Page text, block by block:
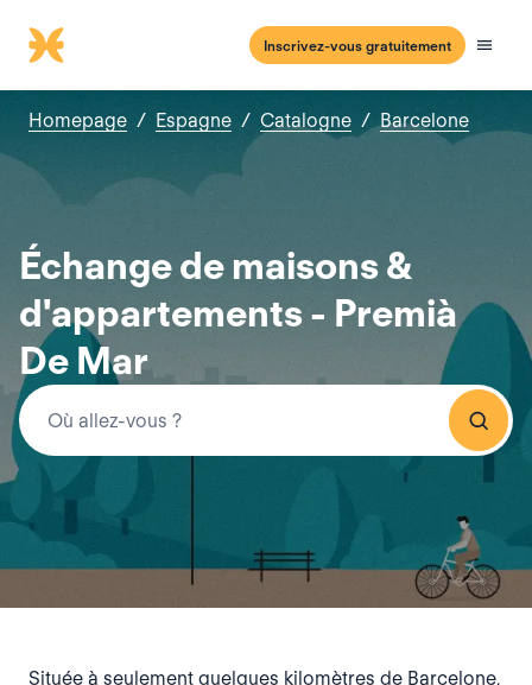
Inscrivez-vous gratuitement
Homepage / Espagne / Catalogne / Barcelone
Échange de maisons &
d'appartements - Premià
De Mar
Située à seulement quelques kilomètres de Barcelone,